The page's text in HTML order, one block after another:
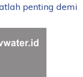
penting demi